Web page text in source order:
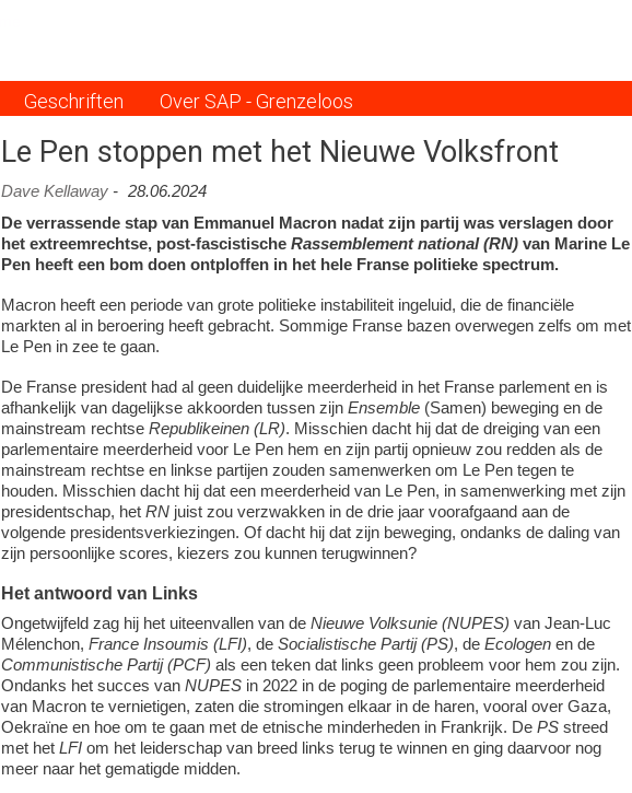
de
Geschriften Over SAP - Grenzeloos
Le Pen stoppen met het Nieuwe Volksfront
Dave Kellaway- 28.06.2024
De verrassende stap van Emmanuel Macron nadat zijn partij was verslagen door
het extreemrechtse, post-fascistische Rassemblement national (RN)van Marine Le
Pen heeft een bom doen ontploffen in het hele Franse politieke spectrum.
Macron heeft een periode van grote politieke instabiliteit ingeluid, die de financiële
markten al in beroering heeft gebracht. Sommige Franse bazen overwegen zelfs om met
Le Pen in zee te gaan.
De Franse president had al geen duidelijke meerderheid in het Franse parlement en is
afhankelijk van dagelijkse akkoorden tussen zijn Ensemble(Samen) beweging en de
mainstream rechtse Republikeinen (LR). Misschien dacht hij dat de dreiging van een
parlementaire meerderheid voor Le Pen hem en zijn partij opnieuw zou redden als de
mainstream rechtse en linkse partijen zouden samenwerken om Le Pen tegen te
houden. Misschien dacht hij dat een meerderheid van Le Pen, in samenwerking met zijn
presidentschap, het RNjuist zou verzwakken in de drie jaar voorafgaand aan de
volgende presidentsverkiezingen. Of dacht hij dat zijn beweging, ondanks de daling van
zijn persoonlijke scores, kiezers zou kunnen terugwinnen?
Het antwoord van Links
Ongetwijfeld zag hij het uiteenvallen van de Nieuwe Volksunie (NUPES) van Jean-Luc
Mélenchon, France Insoumis (LFI), de Socialistische Partij (PS), de Ecologenen de
Communistische Partij (PCF) als een teken dat links geen probleem voor hem zou zijn.
Ondanks het succes van NUPESin 2022 in de poging de parlementaire meerderheid
van Macron te vernietigen, zaten die stromingen elkaar in de haren, vooral over Gaza,
Oekraïne en hoe om te gaan met de etnische minderheden in Frankrijk. De PSstreed
met het LFIom het leiderschap van breed links terug te winnen en ging daarvoor nog
meer naar het gematigde midden.